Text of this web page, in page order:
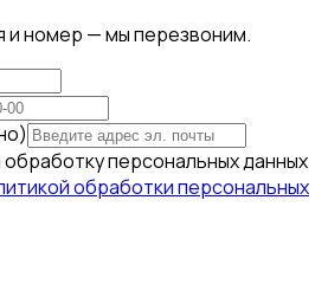
и номер — мы перезвоним.
обработку персональных данных
обработки персональных